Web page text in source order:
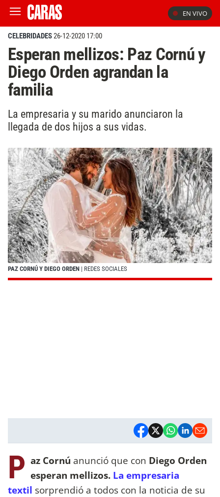
EN VIVO
CELEBRIDADES26-12-2020 17:00
Esperan mellizos: Paz Cornú y
Diego Orden agrandan la
familia
La empresaria y su marido anunciaron la
llegada de dos hijos a sus vidas.
PAZ CORNÚ Y DIEGO ORDEN | REDES SOCIALES
P az Cornú anunció que con Diego Orden
esperan mellizos. La empresaria
textil sorprendió a todos con la noticia de su